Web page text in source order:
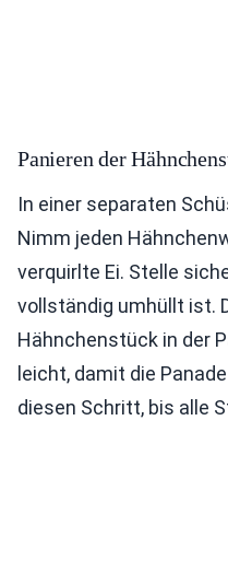
Panieren der
In einer separaten
Nimm jeden
verquirlte Ei. Stelle
vollständig umhüllt ist.
Hähnchenstück in der
leicht, damit die
diesen Schritt, bis alle